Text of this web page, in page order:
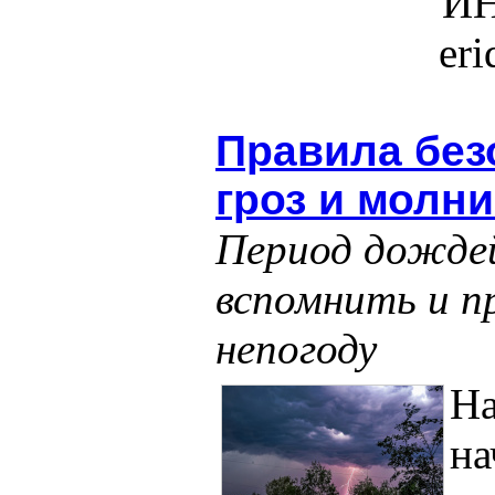
Правила
гроз и
Период
вспомнить и
непогоду